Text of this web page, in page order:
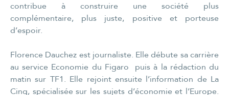
contribue à construire une société plus
complémentaire, plus juste, positive et porteuse
d’espoir.
Florence Dauchez est journaliste. Elle débute sa carrière
au service Economie du Figaro puis à la rédaction du
matin sur TF1. Elle rejoint ensuite l’information de La
Cinq, spécialisée sur les sujets d’économie et l’Europe.